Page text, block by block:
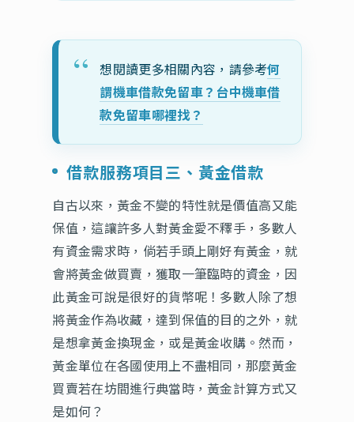
想閱讀更多相關內容，請參考何
謂機車借款免留車？台中機車借
款免留車哪裡找？
借款服務項目三、黃金借款
自古以來，黃金不變的特性就是價值高又能
保值，這讓許多人對黃金愛不釋手，多數人
有資金需求時，倘若手頭上剛好有黃金，就
會將黃金做買賣，獲取一筆臨時的資金，因
此黃金可說是很好的貨幣呢！多數人除了想
將黃金作為收藏，達到保值的目的之外，就
是想拿黃金換現金，或是黃金收購。然而，
黃金單位在各國使用上不盡相同，那麼黃金
買賣若在坊間進行典當時，黃金計算方式又
是如何？